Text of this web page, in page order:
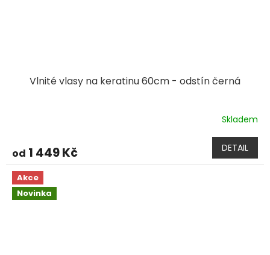
Vlnité vlasy na keratinu 60cm - odstín černá
Skladem
od 1 449 Kč DETAIL
Akce
Novinka